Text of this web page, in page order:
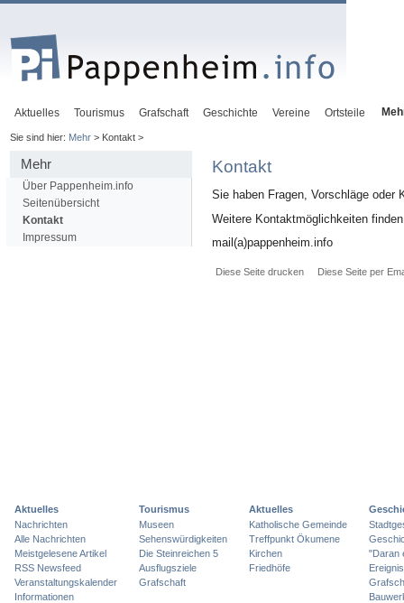
Aktuelles Tourismus Grafschaft Geschichte Vereine Ortsteile
Sie sind hier: Mehr> Kontakt >
Mehr
Über Pappenheim.info
Seitenübersicht
Kontakt
Impressum
Kontakt
Sie haben Fragen, Vorschläge oder
Weitere Kontaktmöglichkeiten
mail(a)pappenheim.info
Diese Seite drucken Diese Seite per
Aktuelles
Nachrichten
Alle Nachrichten
Meistgelesene Artikel
RSS Newsfeed
Veranstaltungskalender
Informationen
Tourismus
Museen
Sehenswürdigkeiten
Die Steinreichen 5
Ausflugsziele
Grafschaft
Aktuelles
Katholische Gemeinde
Treffpunkt Ökumene
Kirchen
Friedhöfe
"Daran